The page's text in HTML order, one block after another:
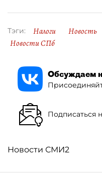
Тэги: Налоги Новость
Новости СПб
Обсуждаем
Подписаться
Новости СМИ2